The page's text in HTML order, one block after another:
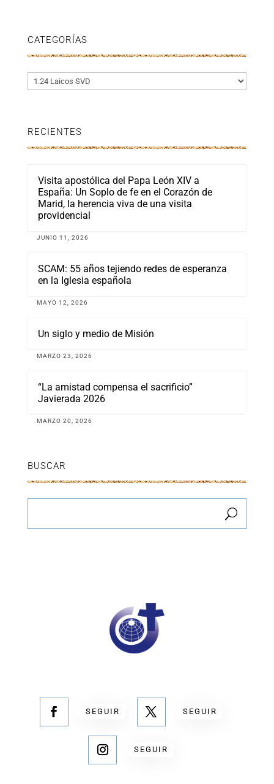
CATEGORÍAS
Categorías
RECIENTES
Visita apostólica del Papa León XIV a
España: Un Soplo de fe en el Corazón de
Marid, la herencia viva de una visita
providencial
JUNIO 11, 2026
SCAM: 55 años tejiendo redes de esperanza
en la Iglesia española
MAYO 12, 2026
Un siglo y medio de Misión
MARZO 23, 2026
“La amistad compensa el sacrificio”
Javierada 2026
MARZO 20, 2026
BUSCAR
SEGUIR SEGUIR
SEGUIR